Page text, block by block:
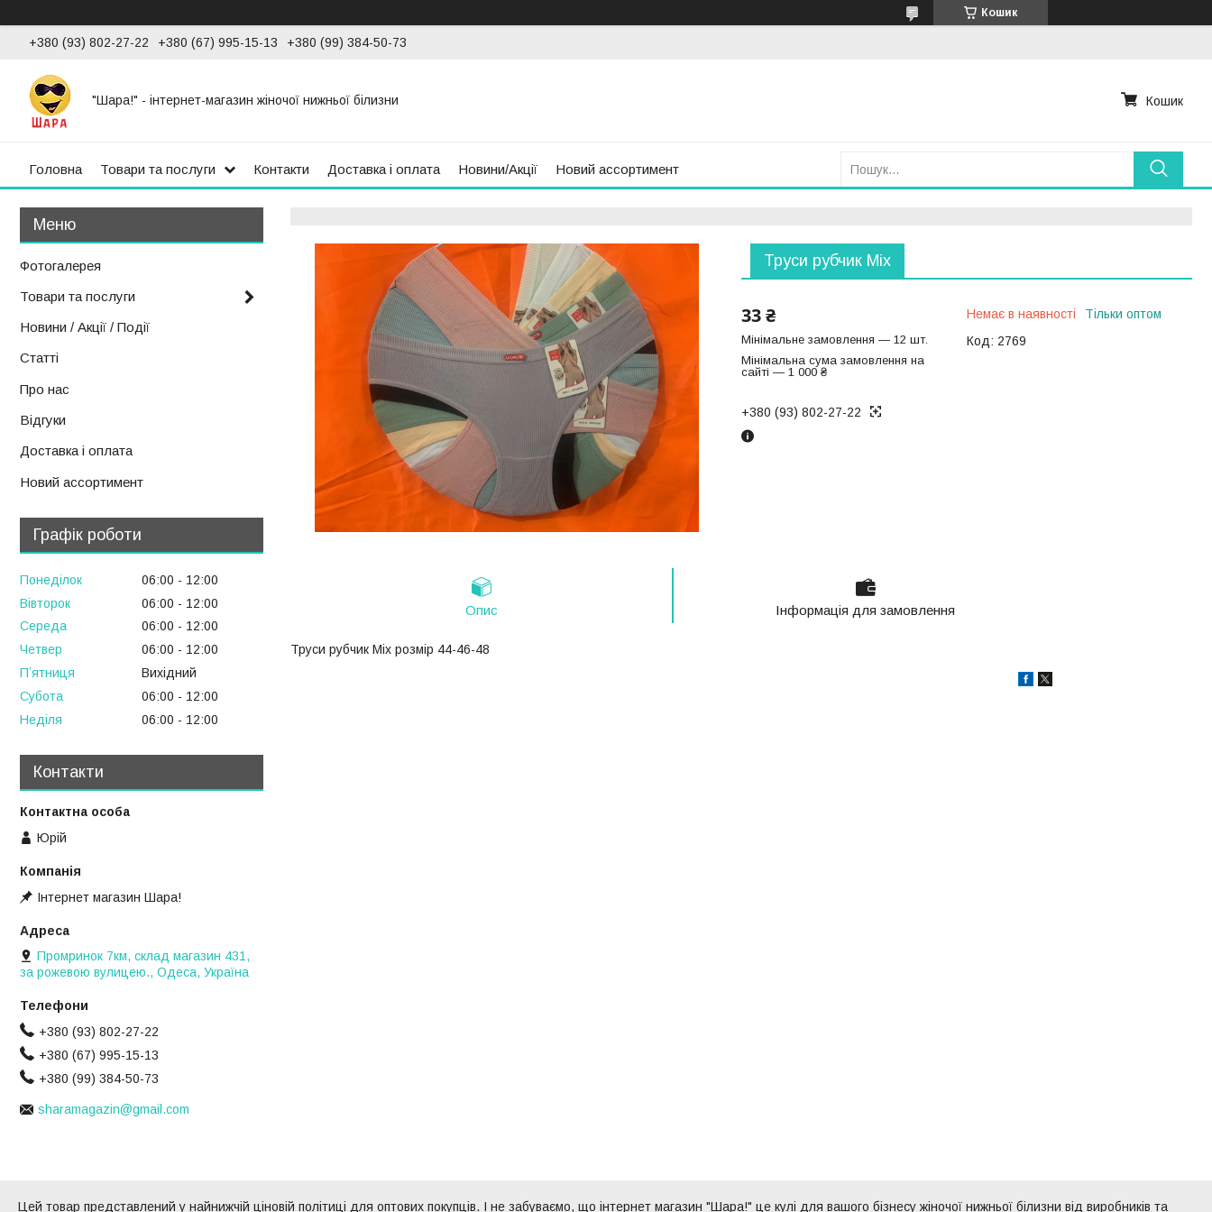
Кошик
+380 (93) 802-27-22 +380 (67) 995-15-13 +380 (99) 384-50-73
"Шара!" - інтернет-магазин жіночої нижньої білизни Кошик
Головна Товари та послуги Контакти Доставка і оплата Новини/Акції Новий ассортимент
Труси рубчик Міх
33 ₴
Мінімальне замовлення — 12 шт.
Мінімальна сума замовлення на
сайті — 1 000 ₴
Немає в наявності
Тільки оптом
Код: 2769
+380 (93) 802-27-22
Опис Інформація для замовлення
Труси рубчик Міх розмір 44-46-48
Фотогалерея
Товари та послуги
Новини / Акції / Події
Статті
Про нас
Відгуки
Доставка і оплата
Новий ассортимент
Графік роботи
Понеділок 06:00
12:00
Вівторок
06:00
12:00
Середа
06:00
12:00
Четвер
06:00
12:00
Пʼятниця
Вихідний
Субота
06:00
12:00
Неділя
06:00 12:00
Контакти
Юрій
Інтернет магазин Шара!
Промринок 7км, склад магазин 431,
за рожевою вулицею., Одеса, Україна
+380 (93) 802-27-22
+380 (67) 995-15-13
+380 (99) 384-50-73
sharamagazin@gmail.com
Цей товар представлений у найнижчій ціновій політиці для оптових покупців. І не забуваємо, що інтернет магазин "Шара!" це кулі для вашого бізнесу жіночої нижньої білизни від виробників та